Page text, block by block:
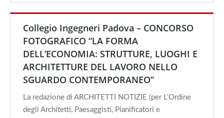
Collegio Ingegneri Padova – CONCORSO
FOTOGRAFICO “LA FORMA
DELL’ECONOMIA: STRUTTURE, LUOGHI E
ARCHITETTURE DEL LAVORO NELLO
SGUARDO CONTEMPORANEO”
La redazione di ARCHITETTI NOTIZIE (per L’Ordine
degli Architetti, Paesaggisti, Pianificatori e